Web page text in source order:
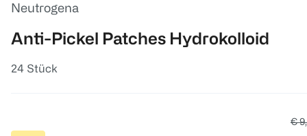
Neutrogena
Anti-Pickel Patches Hydrokolloid
24 Stück
€